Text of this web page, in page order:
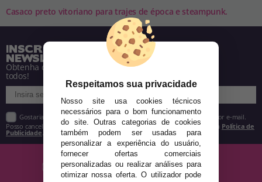
Casaco preto vitoriano para trajes de época e steampunk.
INSCREVA-SE NA NOSSA
NEWSLETTER
Obtenha descontos e saiba de tudo antes de
todos!
Gostaria de receber descontos exclusivos, novidades e tendências por e-mail.
Posso cancelar a inscrição a qualquer momento, conforme estipulado na Política de
Publicidade
Respeitamos sua privacidade
Nosso site usa cookies técnicos
necessários para o bom funcionamento
do site. Outras categorias de cookies
também podem ser usadas para
personalizar a experiência do usuário,
fornecer ofertas comerciais
personalizadas ou realizar análises para
otimizar nossa oferta. O utilizador pode